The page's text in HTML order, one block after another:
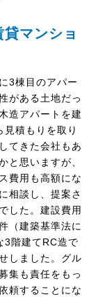
マンショ
3棟目のアパー
がある土地だっ
造アパートを建
積もりを取り
てきた会社もあ
と思いますが、
費用も高額にな
相談し、提案さ
した。建設費用
（建築基準法に
3階建てRC造で
しました。グル
集も責任をもっ
頼することにな